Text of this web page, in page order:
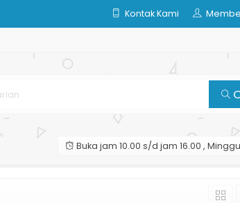
Kontak Kami
Buka jam 10.00 s/d jam 16.00 ,